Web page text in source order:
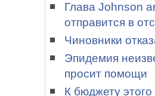
Глава Johnson
отправится в
Чиновники
Эпидемия
просит помощи
К бюджету